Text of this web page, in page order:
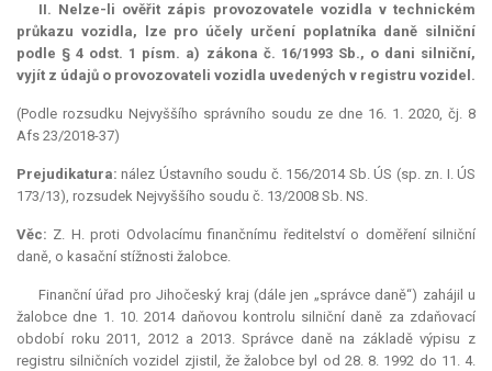
II. Nelze-li ověřit zápis provozovatele vozidla v technickém
průkazu vozidla, lze pro účely určení poplatníka daně silniční
podle § 4 odst. 1 písm. a) zákona č. 16/1993 Sb., o dani silniční,
vyjít z údajů o provozovateli vozidla uvedených v registru vozidel.
(Podle rozsudku Nejvyššího správního soudu ze dne 16. 1. 2020, čj. 8
Afs 23/2018-37)
Prejudikatura:nález Ústavního soudu č. 156/2014 Sb. ÚS (sp. zn. I. ÚS
173/13), rozsudek Nejvyššího soudu č. 13/2008 Sb. NS.
Věc: Z. H. proti Odvolacímu finančnímu ředitelství o doměření silniční
daně, o kasační stížnosti žalobce.
Finanční úřad pro Jihočeský kraj (dále jen „správce daně“) zahájil u
žalobce dne 1. 10. 2014 daňovou kontrolu silniční daně za zdaňovací
období roku 2011, 2012 a 2013. Správce daně na základě výpisu z
registru silničních vozidel zjistil, že žalobce byl od 28. 8. 1992 do 11. 4.